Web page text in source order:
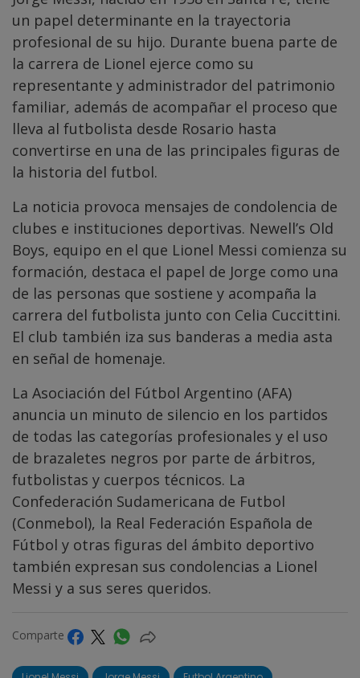
un papel determinante en la trayectoria
profesional de su hijo. Durante buena parte de
la carrera de Lionel ejerce como su
representante y administrador del patrimonio
familiar, además de acompañar el proceso que
lleva al futbolista desde Rosario hasta
convertirse en una de las principales figuras de
la historia del futbol.
La noticia provoca mensajes de condolencia de
clubes e instituciones deportivas. Newell’s Old
Boys, equipo en el que Lionel Messi comienza su
formación, destaca el papel de Jorge como una
de las personas que sostiene y acompaña la
carrera del futbolista junto con Celia Cuccittini.
El club también iza sus banderas a media asta
en señal de homenaje.
La Asociación del Fútbol Argentino (AFA)
anuncia un minuto de silencio en los partidos
de todas las categorías profesionales y el uso
de brazaletes negros por parte de árbitros,
futbolistas y cuerpos técnicos. La
Confederación Sudamericana de Futbol
(Conmebol), la Real Federación Española de
Fútbol y otras figuras del ámbito deportivo
también expresan sus condolencias a Lionel
Messi y a sus seres queridos.
Comparte